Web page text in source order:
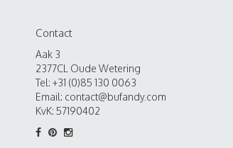
Contact
Aak 3
2377CL Oude Wetering
Tel: +31 (0)85 130 0063
Email: contact@bufandy.com
KvK: 57190402